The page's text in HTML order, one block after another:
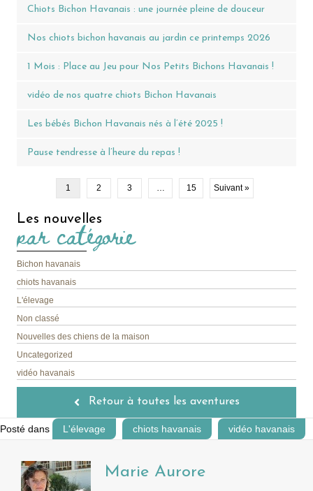
Chiots Bichon Havanais : une journée pleine de douceur
Nos chiots bichon havanais au jardin ce printemps 2026
1 Mois : Place au Jeu pour Nos Petits Bichons Havanais !
vidéo de nos quatre chiots Bichon Havanais
Les bébés Bichon Havanais nés à l’été 2025 !
Pause tendresse à l’heure du repas !
1 2 3 … 15 Suivant »
Les nouvelles
par catégorie
Bichon havanais
chiots havanais
L'élevage
Non classé
Nouvelles des chiens de la maison
Uncategorized
vidéo havanais
Retour à toutes les aventures
Posté dans L'élevage chiots havanais vidéo havanais
Marie Aurore